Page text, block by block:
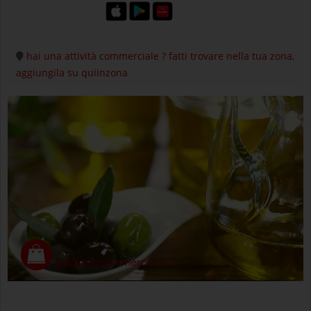
hai una attività commerciale ? fatti trovare nella tua zona,
aggiungila su quiinzona